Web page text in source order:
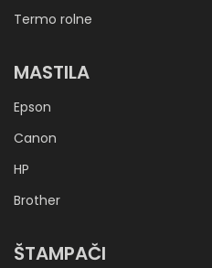
Termo rolne
MASTILA
Epson
Canon
HP
Brother
ŠTAMPAČI